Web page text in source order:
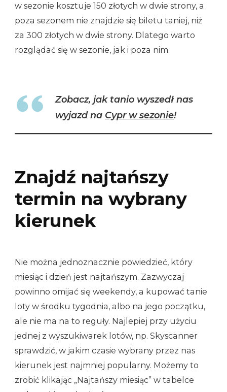
w sezonie kosztuje 150 złotych w dwie strony, a
poza sezonem nie znajdzie się biletu taniej, niż
za 300 złotych w dwie strony. Dlatego warto
rozglądać się w sezonie, jak i poza nim.
Zobacz, jak tanio wyszedł nas
wyjazd na Cypr w sezonie!
Znajdź najtańszy
termin na wybrany
kierunek
Nie można jednoznacznie powiedzieć, który
miesiąc i dzień jest najtańszym. Zazwyczaj
powinno omijać się weekendy, a kupować tanie
loty w środku tygodnia, albo na jego początku,
ale nie ma na to reguły. Najlepiej przy użyciu
jednej z wyszukiwarek lotów, np. Skyscanner
sprawdzić, w jakim czasie wybrany przez nas
kierunek jest najmniej popularny. Możemy to
zrobić klikając „Najtańszy miesiąc” w tabelce